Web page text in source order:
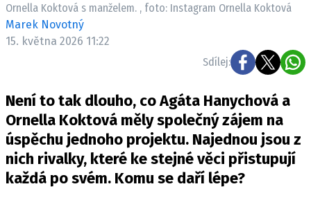
Pošlete e-mail na newsbox.cz
KONTAKT
VYDAVATEL
INZERCE
OSOBNÍ ÚDAJE / COOKIES
VOLNÁ MÍSTA
Ornella Koktová s manželem. , foto: Instagram Ornella Koktová
Marek Novotný
15. května 2026 11:22
Sdílej:
Není to tak dlouho, co Agáta Hanychová a
Ornella Koktová měly společný zájem na
úspěchu jednoho projektu. Najednou jsou z
nich rivalky, které ke stejné věci přistupují
každá po svém. Komu se daří lépe?